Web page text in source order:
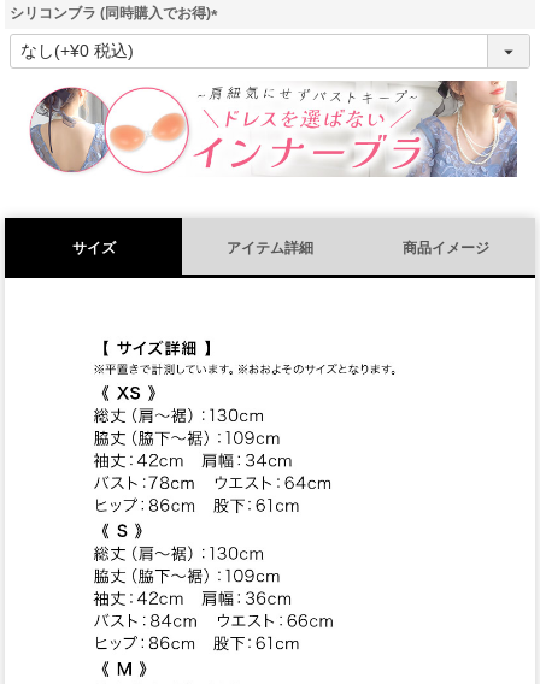
シリコンブラ (同時購入でお得)
(
須
)
サイズ アイテム詳細 商品イメージ